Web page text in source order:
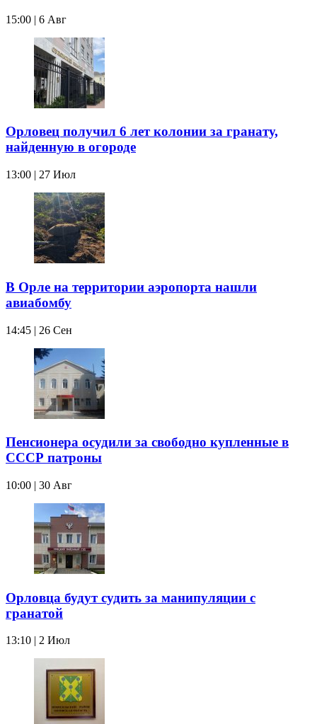
15:00 | 6 Авг
Орловец получил 6 лет колонии за гранату,
найденную в огороде
13:00 | 27 Июл
В Орле на территории аэропорта нашли
авиабомбу
14:45 | 26 Сен
Пенсионера осудили за свободно купленные в
СССР патроны
10:00 | 30 Авг
Орловца будут судить за манипуляции с
гранатой
13:10 | 2 Июл